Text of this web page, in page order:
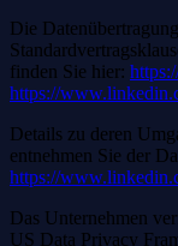
Die
finden Sie hier:
https://
Details zu deren
entnehmen Sie der
https://
Das Unternehmen
US Data Privacy